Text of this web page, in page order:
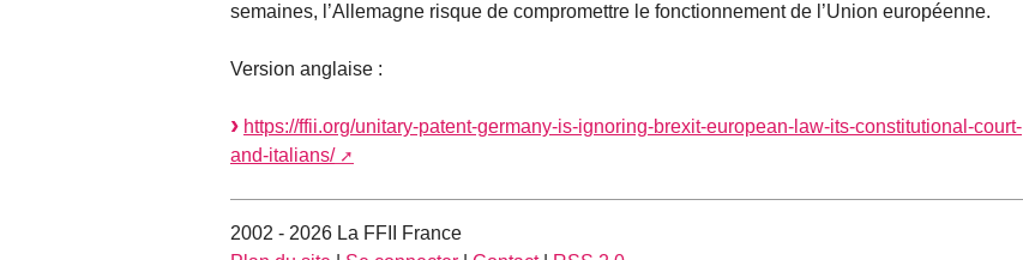
semaines, l’Allemagne risque de compromettre le fonctionnement de l’Union européenne.
Version anglaise :
https://ffii.org/unitary-patent-germany-is-ignoring-brexit-european-law-its-constitutional-court-
and-italians/
2002 - 2026 La FFII France